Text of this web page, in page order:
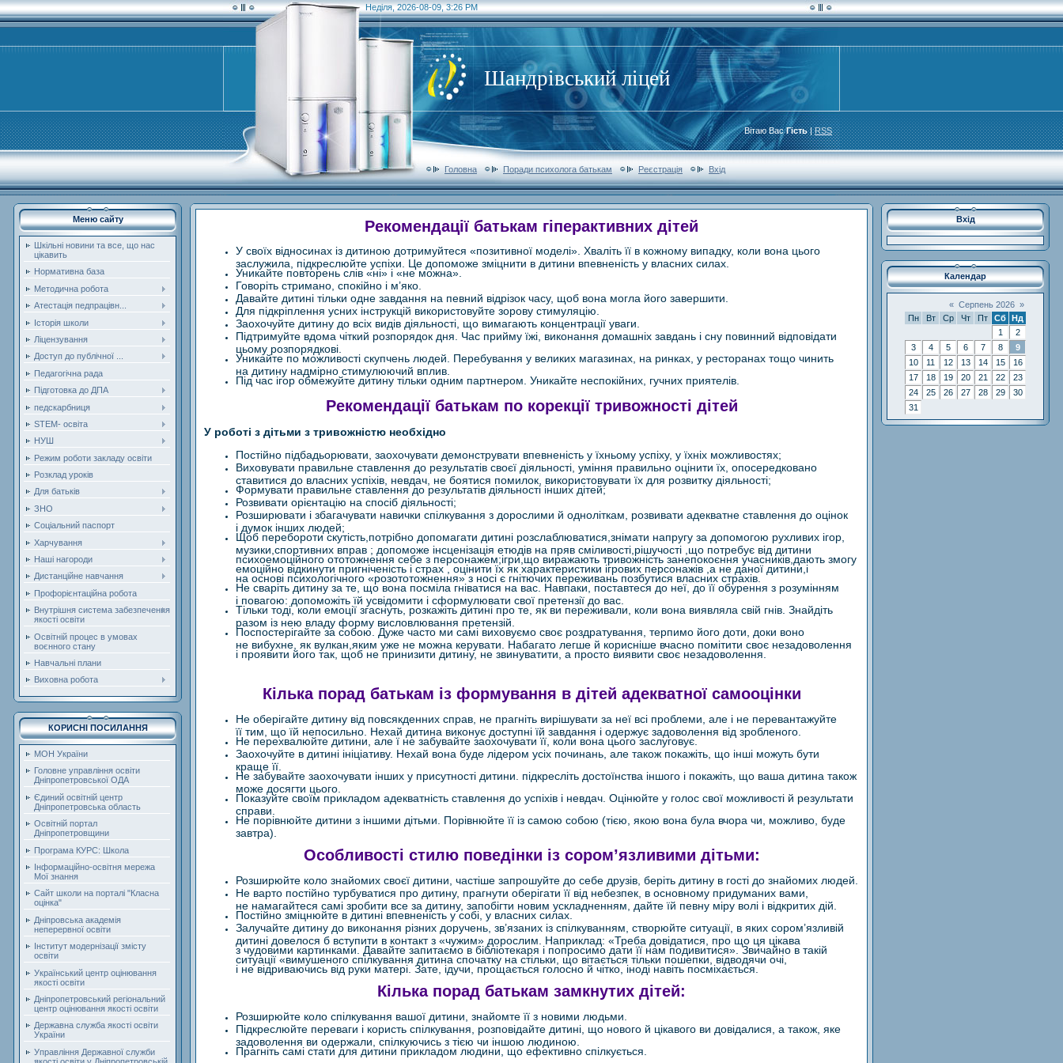
Неділя, 2026-08-09, 3:26 PM
Шандрівський ліцей
Вітаю Вас Гість|RSS
Головна Поради психолога батькам Реєстрація Вхід
Меню сайту
Шкільні новини та все, що нас
цікавить
Нормативна база
Методична робота
Атестація педпрацівн...
Історія школи
Ліцензування
Доступ до публічної ...
Педагогічна рада
Підготовка до ДПА
педскарбниця
STEM- освіта
НУШ
Режим роботи закладу освіти
Розклад уроків
Для батьків
ЗНО
Соціальний паспорт
Харчування
Наші нагороди
Дистанційне навчання
Профорієнтаційна робота
Внутрішня система забезпечення
якості освіти
Освітній процес в умовах
воєнного стану
Навчальні плани
Виховна робота
КОРИСНІ ПОСИЛАННЯ
МОН України
Головне управління освіти
Дніпропетровської ОДА
Єдиний освітній центр
Дніпропетровська область
Освітній портал
Дніпропетровщини
Програма КУРС: Школа
Інформаційно-освітня мережа
Мої знання
Сайт школи на порталі "Класна
оцінка"
Дніпровська академія
неперервної освіти
Інститут модернізації змісту
освіти
Український центр оцінювання
якості освіти
Дніпропетровський регіональний
центр оцінювання якості освіти
Державна служба якості освіти
України
Управління Державної служби
Рекомендації батькам гіперактивних дітей
У своїх відносинах із дитиною дотримуйтеся «позитивної моделі». Хваліть її в кожному випадку, коли вона цього
заслужила, підкреслюйте успіхи. Це допоможе зміцнити в дитини впевненість у власних силах.
Уникайте повторень слів «ні» і «не можна».
Говоріть стримано, спокійно і м’яко.
Давайте дитині тільки одне завдання на певний відрізок часу, щоб вона могла його завершити.
Для підкріплення усних інструкцій використовуйте зорову стимуляцію.
Заохочуйте дитину до всіх видів діяльності, що вимагають концентрації уваги.
Підтримуйте вдома чіткий розпорядок дня. Час прийму їжі, виконання домашніх завдань і сну повинний відповідати
цьому розпорядкові.
Уникайте по можливості скупчень людей. Перебування у великих магазинах, на ринках, у ресторанах тощо чинить
на дитину надмірно стимулюючий вплив.
Під час ігор обмежуйте дитину тільки одним партнером. Уникайте неспокійних, гучних приятелів.
Рекомендації батькам по корекції тривожності дітей
У роботі з дітьми з тривожністю необхідно
Постійно підбадьорювати, заохочувати демонструвати впевненість у їхньому успіху, у їхніх можливостях;
Виховувати правильне ставлення до результатів своєї діяльності, уміння правильно оцінити їх, опосередковано
ставитися до власних успіхів, невдач, не боятися помилок, використовувати їх для розвитку діяльності;
Формувати правильне ставлення до результатів діяльності інших дітей;
Розвивати орієнтацію на спосіб діяльності;
Розширювати і збагачувати навички спілкування з дорослими й одноліткам, розвивати адекватне ставлення до оцінок
і думок інших людей;
Щоб перебороти скутість,потрібно допомагати дитині розслаблюватися,знімати напругу за допомогою рухливих ігор,
музики,спортивних вправ ; допоможе інсценізація етюдів на пряв сміливості,рішучості ,що потребує від дитини
психоемоційного ототожнення себе з персонажем;ігри,що виражають тривожність занепокоєння учасників,дають змогу
емоційно відкинути пригніченість і страх , оцінити їх як характеристики ігрових персонажів ,а не даної дитини,і
на основі психологічного «розототожнення» з носі є гнітючих переживань позбутися власних страхів.
Не сваріть дитину за те, що вона посміла гніватися на вас. Навпаки, поставтеся до неї, до її обурення з розумінням
і повагою: допоможіть їй усвідомити і сформулювати свої претензії до вас.
Тільки тоді, коли емоції згаснуть, розкажіть дитині про те, як ви переживали, коли вона виявляла свій гнів. Знайдіть
разом із нею владу форму висловлювання претензій.
Поспостерігайте за собою. Дуже часто ми самі виховуємо своє роздратування, терпимо його доти, доки воно
не вибухне, як вулкан,яким уже не можна керувати. Набагато легше й корисніше вчасно помітити своє незадоволення
і проявити його так, щоб не принизити дитину, не звинуватити, а просто виявити своє незадоволення.
Кілька порад батькам із формування в дітей адекватної самооцінки
Не оберігайте дитину від повсякденних справ, не прагніть вирішувати за неї всі проблеми, але і не перевантажуйте
її тим, що їй непосильно. Нехай дитина виконує доступні їй завдання і одержує задоволення від зробленого.
Не перехвалюйте дитини, але ї не забувайте заохочувати її, коли вона цього заслуговує.
Заохочуйте в дитині ініціативу. Нехай вона буде лідером усіх починань, але також покажіть, що інші можуть бути
краще її.
Не забувайте заохочувати інших у присутності дитини. підкресліть достоїнства іншого і покажіть, що ваша дитина також
може досягти цього.
Показуйте своїм прикладом адекватність ставлення до успіхів і невдач. Оцінюйте у голос свої можливості й результати
справи.
Не порівнюйте дитини з іншими дітьми. Порівнюйте її із самою собою (тією, якою вона була вчора чи, можливо, буде
завтра).
Особливості стилю поведінки із сором’язливими дітьми:
Розширюйте коло знайомих своєї дитини, частіше запрошуйте до себе друзів, беріть дитину в гості до знайомих людей.
Не варто постійно турбуватися про дитину, прагнути оберігати її від небезпек, в основному придуманих вами,
не намагайтеся самі зробити все за дитину, запобігти новим ускладненням, дайте їй певну міру волі і відкритих дій.
Постійно зміцнюйте в дитині впевненість у собі, у власних силах.
Залучайте дитину до виконання різних доручень, зв’язаних із спілкуванням, створюйте ситуації, в яких сором’язливій
дитині довелося б вступити в контакт з «чужим» дорослим. Наприклад: «Треба довідатися, про що ця цікава
з чудовими картинками. Давайте запитаємо в бібліотекаря і попросимо дати її нам подивитися». Звичайно в такій
ситуації «вимушеного спілкування дитина спочатку на стільки, що вітається тільки пошепки, відводячи очі,
і не відриваючись від руки матері. Зате, ідучи, прощається голосно й чітко, іноді навіть посміхається.
Кілька порад батькам замкнутих дітей:
Розширюйте коло спілкування вашої дитини, знайомте її з новими людьми.
Підкреслюйте переваги і користь спілкування, розповідайте дитині, що нового й цікавого ви довідалися, а також, яке
задоволення ви одержали, спілкуючись з тією чи іншою людиною.
Прагніть самі стати для дитини прикладом людини, що ефективно спілкується.
Вхід
Календар
« Серпень 2026 »
Пн
Вт Ср Чт Пт Сб Нд
1
2
3
4 5 6 7 8
9
10
11 12 13 14 15
16
17
18 19 20 21 22
23
24
25 26 27 28 29
30
31